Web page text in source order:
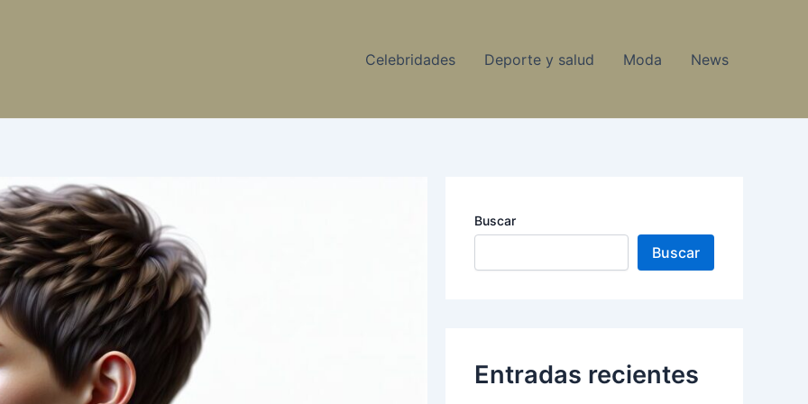
Celebridades Deporte y salud Moda News
Buscar
Buscar
Entradas recientes